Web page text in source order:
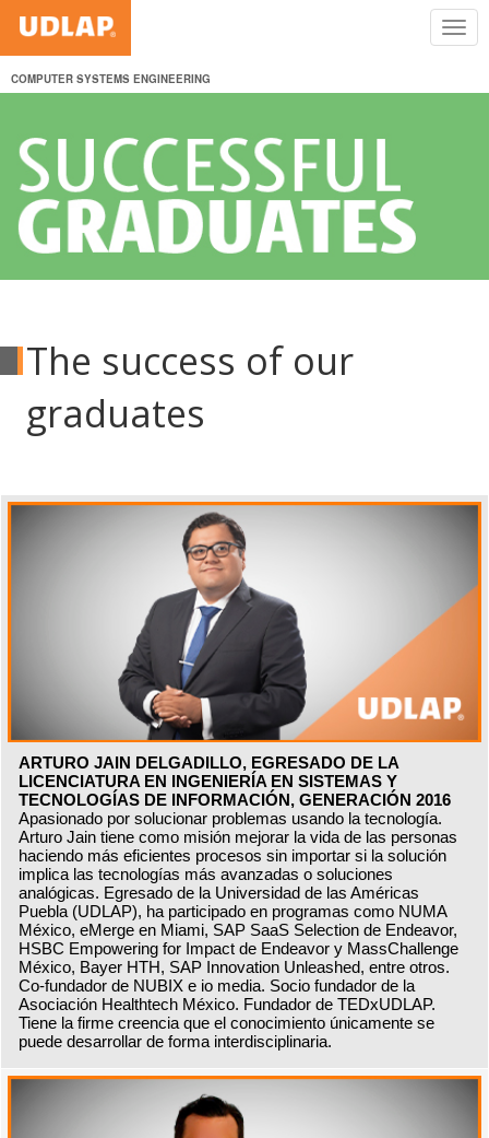
COMPUTER SYSTEMS ENGINEERING
The success of our
graduates
ARTURO JAIN DELGADILLO, EGRESADO DE LA
LICENCIATURA EN INGENIERÍA EN SISTEMAS Y
TECNOLOGÍAS DE INFORMACIÓN, GENERACIÓN 2016
Apasionado por solucionar problemas usando la tecnología.
Arturo Jain tiene como misión mejorar la vida de las personas
haciendo más eficientes procesos sin importar si la solución
implica las tecnologías más avanzadas o soluciones
analógicas. Egresado de la Universidad de las Américas
Puebla (UDLAP), ha participado en programas como NUMA
México, eMerge en Miami, SAP SaaS Selection de Endeavor,
HSBC Empowering for Impact de Endeavor y MassChallenge
México, Bayer HTH, SAP Innovation Unleashed, entre otros.
Co-fundador de NUBIX e io media. Socio fundador de la
Asociación Healthtech México. Fundador de TEDxUDLAP.
Tiene la firme creencia que el conocimiento únicamente se
puede desarrollar de forma interdisciplinaria.